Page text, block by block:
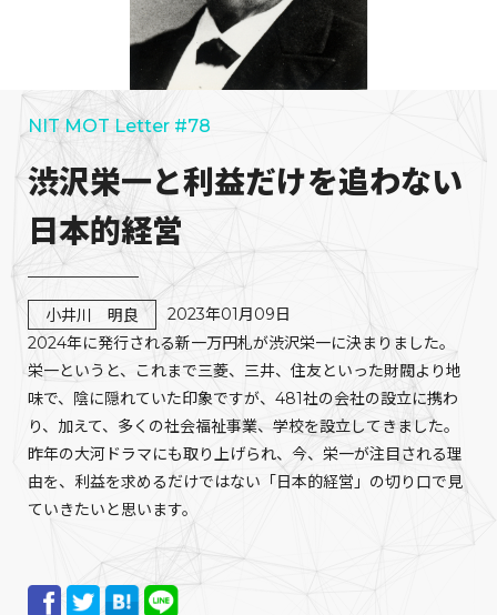
NIT MOT Letter #78
渋沢栄一と利益だけを追わない
日本的経営
小井川 明良
2023年01月09日
2024年に発行される新一万円札が渋沢栄一に決まりました。
栄一というと、これまで三菱、三井、住友といった財閥より地
味で、陰に隠れていた印象ですが、481社の会社の設立に携わ
り、加えて、多くの社会福祉事業、学校を設立してきました。
昨年の大河ドラマにも取り上げられ、今、栄一が注目される理
由を、利益を求めるだけではない「日本的経営」の切り口で見
ていきたいと思います。